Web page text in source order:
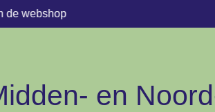
de webshop
en